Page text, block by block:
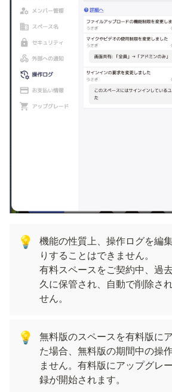
💡
機能の性質上、操作ログを編
りすることはできません。
有料スペースをご契約中、過
久に保管され、自動で削除さ
せん。
💡
無料版のスペースを有料版に
た場合、無料版の期間中の操
ません。有料版にアップグレ
録が開始されます。